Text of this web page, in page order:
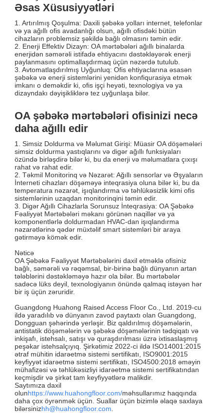
Əsas Xüsusiyyətləri
1. Artırılmış Qoşulma: Daxili şəbəkə yolları internet, telefonlar
və ya ağıllı ofis avadanlığı olsun, ağıllı ofisdəki bütün
cihazların problemsiz şəkildə bağlı olmasını təmin edir.
2. Enerji Effektiv Dizayn: OA mərtəbələri ağıllı binalarda
enerjidən səmərəli istifadə ehtiyacını dəstəkləyərək enerji
paylanmasını optimallaşdırmaq üçün nəzərdə tutulub.
3. Avtomatlaşdırılmış Uyğunluq: Ofis ehtiyaclarına əsasən
şəbəkə və enerji sistemlərini yenidən konfiqurasiya etmək
imkanı o deməkdir ki, ofis işçi heyəti, texnologiya və ya
dizayndakı dəyişikliklərə tez uyğunlaşa bilər.
OA şəbəkə mərtəbələri ofisinizi necə
daha ağıllı edir
1. Simsiz Doldurma və Məlumat Girişi: Müasir OA döşəmələri
simsiz doldurma yastıqlarını və digər ağıllı funksiyaları
özündə birləşdirə bilər ki, bu da enerji və məlumatlara çıxışı
rahat və rahat edir.
2. Təkmil Monitorinq və Nəzarət: Ağıllı sensorlar və Əşyaların
İnterneti cihazları döşəməyə inteqrasiya oluna bilər ki, bu da
temperatura nəzarət, işıqlandırma və təhlükəsizlik kimi ofis
sistemlərinin uzaqdan monitorinqini təmin edir.
3. Digər Ağıllı Cihazlarla Sorunsuz İnteqrasiya: OA Şəbəkə
Fəaliyyət Mərtəbələri məkanı görünən naqillər və ya
komponentlərlə doldurmadan HVAC-dan işıqlandırma
nəzarətlərinə qədər müxtəlif smart sistemləri bir araya
gətirməyə kömək edir.
Nəticə
OA Şəbəkə Fəaliyyət Mərtəbələrini daxil etməklə ofisiniz
bağlı, səmərəli və rəqəmsal, bir-birinə bağlı dünyanın artan
tələblərini dəstəkləməyə hazır ola bilər. Bu mərtəbələr
sadəcə lüks deyil, texnologiyanın önündə qalmaq istəyən hər
bir iş üçün zəruridir.
Guangdong Huahong Raised Access Floor Co., Ltd. 2019-cu
ildə yaradılıb və dünyanın zavod paytaxtı olan Guangdong,
Dongguan şəhərində yerləşir. Biz qaldırılmış döşəmələrin,
antistatik döşəmələrin və şəbəkə döşəmələrinin tədqiqatı və
inkişafı, istehsalı, satışı və quraşdırılması üzrə ixtisaslaşmış
peşəkar istehsalçıyıq. Şirkətimiz 2022-ci ildə ISO14001:2015
ətraf mühitin idarəetmə sistemi sertifikatı, ISO9001:2015
keyfiyyət idarəetmə sistemi sertifikatı, ISO4500:2018 əməyin
mühafizəsi və təhlükəsizliyi idarəetmə sistemi sertifikatından
keçmişdir və şirkət tam keyfiyyətlərə malikdir.
Saytımıza daxil
olunhttps://www.huahongfloor.com/məhsullarımız haqqında
daha çox öyrənmək üçün. Suallar üçün bizimlə əlaqə saxlaya
bilərsinizhh@huahongfloor.com